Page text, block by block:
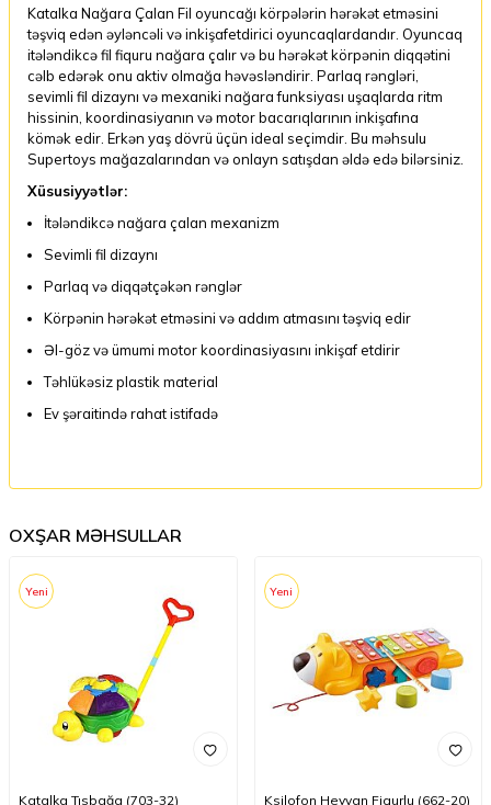
Katalka Nağara Çalan Fil oyuncağı körpələrin hərəkət etməsini
təşviq edən əyləncəli və inkişafetdirici oyuncaqlardandır. Oyuncaq
itələndikcə fil fiquru nağara çalır və bu hərəkət körpənin diqqətini
cəlb edərək onu aktiv olmağa həvəsləndirir. Parlaq rəngləri,
sevimli fil dizaynı və mexaniki nağara funksiyası uşaqlarda ritm
hissinin, koordinasiyanın və motor bacarıqlarının inkişafına
kömək edir. Erkən yaş dövrü üçün ideal seçimdir. Bu məhsulu
Supertoys mağazalarından və onlayn satışdan əldə edə bilərsiniz.
Xüsusiyyətlər:
İtələndikcə nağara çalan mexanizm
Sevimli fil dizaynı
Parlaq və diqqətçəkən rənglər
Körpənin hərəkət etməsini və addım atmasını təşviq edir
Əl-göz və ümumi motor koordinasiyasını inkişaf etdirir
Təhlükəsiz plastik material
Ev şəraitində rahat istifadə
OXŞAR MƏHSULLAR
Yeni
Katalka Tısbağa (703-32)
Yeni
Ksilofon Heyvan Fiqurlu (662-20)